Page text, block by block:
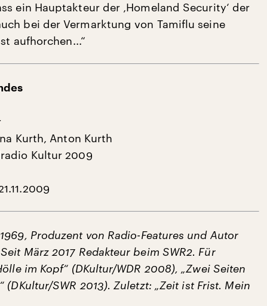
ein Hauptakteur der ‚Homeland Security‘ der
bei der Vermarktung von Tamiflu seine
aufhorchen...“
Kurth, Anton Kurth
Kultur 2009
Produzent von Radio-Features und Autor
März 2017 Redakteur beim SWR2. Für
im Kopf“ (DKultur/WDR 2008), „Zwei Seiten
(DKultur/SWR 2013). Zuletzt: „Zeit ist Frist. Mein